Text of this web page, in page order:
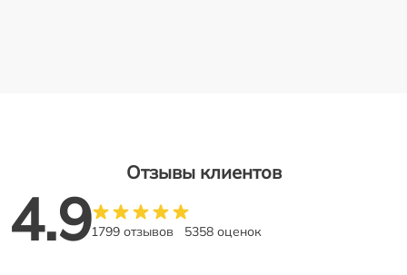
Отзывы клиентов
4.91799 отзывов 5358 оценок